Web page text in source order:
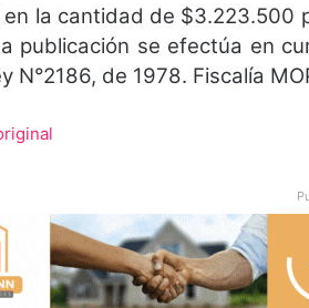
la cantidad de $3.223.500
publicación se efectúa en
N°2186, de 1978. Fiscalía